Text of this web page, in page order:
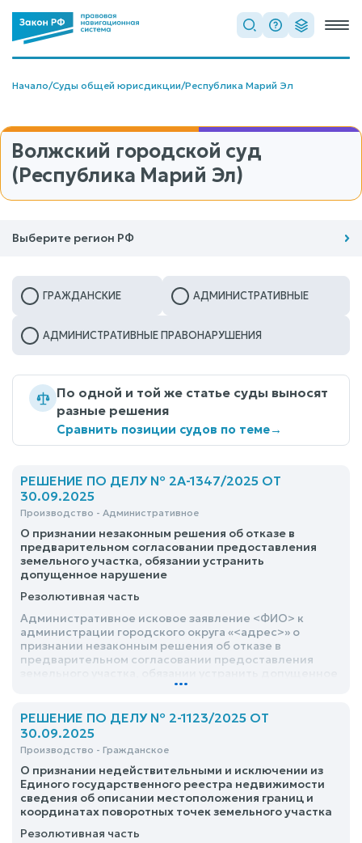
Начало/Суды общей юрисдикции/Республика Марий Эл
Волжский городской суд
(Республика Марий Эл)
Выберите регион РФ
ГРАЖДАНСКИЕ АДМИНИСТРАТИВНЫЕ
АДМИНИСТРАТИВНЫЕ ПРАВОНАРУШЕНИЯ
По одной и той же статье суды выносят
разные решения
Сравнить позиции судов по теме→
РЕШЕНИЕ ПО ДЕЛУ № 2А-1347/2025 ОТ
30.09.2025
Производство - Административное
О признании незаконным решения об отказе в
предварительном согласовании предоставления
земельного участка, обязании устранить
допущенное нарушение
Резолютивная часть
Административное исковое заявление <ФИО> к
администрации городского округа «<адрес>» о
признании незаконным решения об отказе в
предварительном согласовании предоставления
нарушение, удовлетворить...
РЕШЕНИЕ ПО ДЕЛУ № 2-1123/2025 ОТ
30.09.2025
Производство - Гражданское
О признании недействительными и исключении из
Единого государственного реестра недвижимости
сведения об описании местоположения границ и
координатах поворотных точек земельного участка
Резолютивная часть